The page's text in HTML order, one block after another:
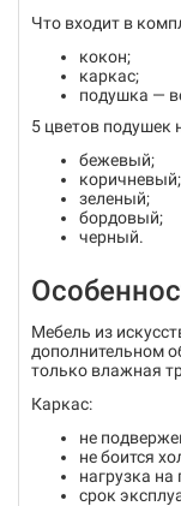
Что входит в
кокон;
каркас;
подушка —
5 цветов подушек
бежевый;
коричневый;
зеленый;
бордовый;
черный.
Мебель из
дополнительном
только влажная
Каркас:
не
не боится
нагрузка на
срок